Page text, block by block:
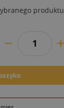
produktu